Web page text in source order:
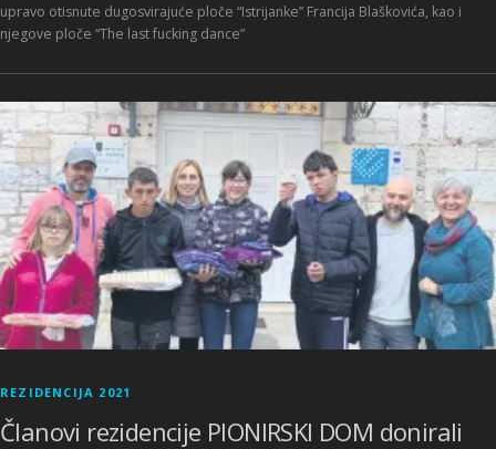
upravo otisnute dugosvirajuće ploče “Istrijanke” Francija Blaškovića, kao i
njegove ploče “The last fucking dance”
REZIDENCIJA 2021
Članovi rezidencije PIONIRSKI DOM donirali